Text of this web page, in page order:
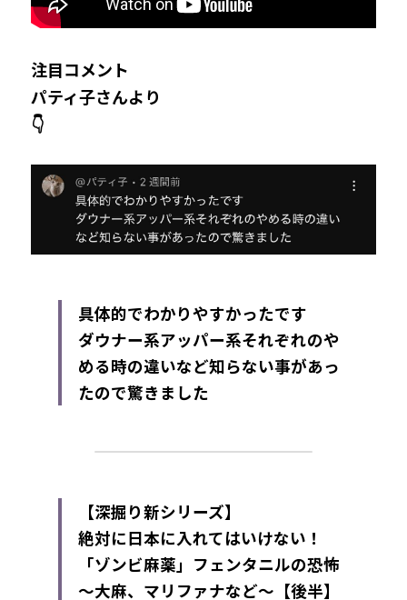
注目コメント
パティ子さんより
👇
具体的でわかりやすかったです
ダウナー系アッパー系それぞれのや
める時の違いなど知らない事があっ
たので驚きました
【深掘り新シリーズ】
絶対に日本に入れてはいけない！
「ゾンビ麻薬」フェンタニルの恐怖
～大麻、マリファナなど～【後半】